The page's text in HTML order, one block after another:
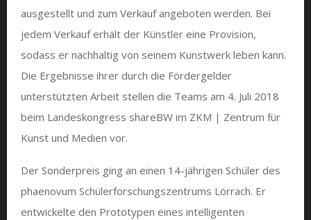
ausgestellt und zum Verkauf angeboten werden. Bei
jedem Verkauf erhält der Künstler eine Provision,
sodass er nachhaltig von seinem Kunstwerk leben kann.
Die Ergebnisse ihrer durch die Fördergelder
unterstützten Arbeit stellen die Teams am 4. Juli 2018
beim Landeskongress shareBW im ZKM | Zentrum für
Kunst und Medien vor.
Der Sonderpreis ging an einen 14-jährigen Schüler des
phaenovum Schülerforschungszentrums Lörrach. Er
entwickelte den Prototypen eines intelligenten